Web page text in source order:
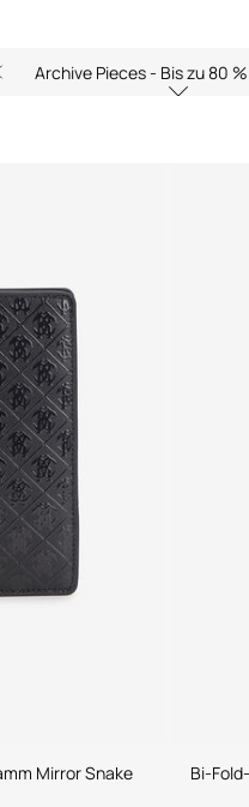
Archive Pieces - Bis zu 80
Mirror Snake
Bi-